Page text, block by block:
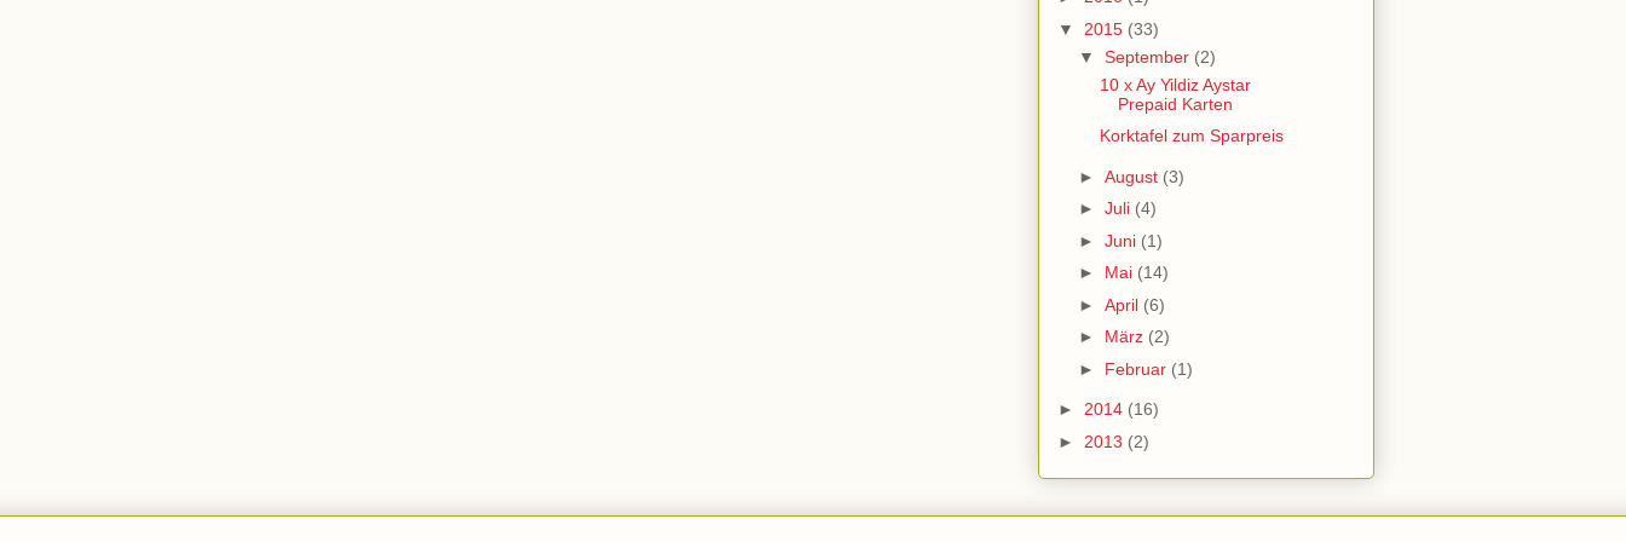
▼ 2015 (33)
▼ September (2)
10 x Ay Yildiz Aystar
Prepaid Karten
Korktafel zum Sparpreis
► August (3)
► Juli (4)
► Juni (1)
► Mai (14)
► April (6)
► März (2)
► Februar (1)
► 2014 (16)
► 2013 (2)